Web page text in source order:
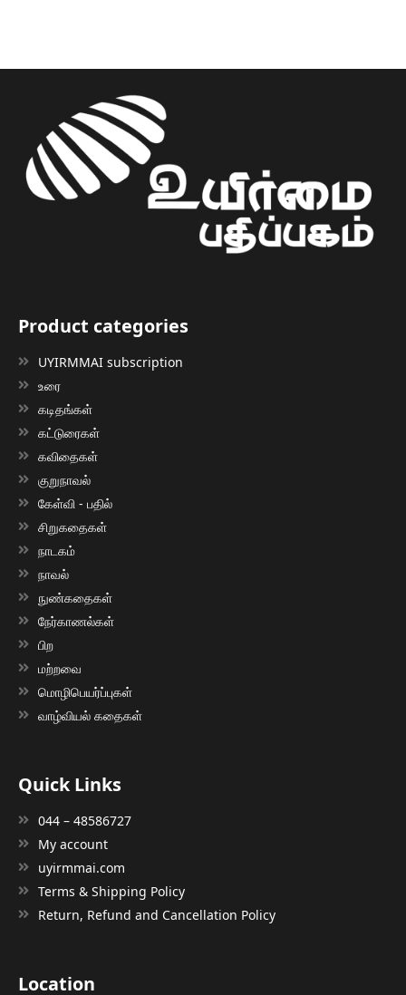
Product categories
UYIRMMAI subscription
உரை
கடிதங்கள்
கட்டுரைகள்
கவிதைகள்
குறுநாவல்
கேள்வி - பதில்
சிறுகதைகள்
நாடகம்
நாவல்
நுண்கதைகள்
நேர்காணல்கள்
பிற
மற்றவை
மொழிபெயர்ப்புகள்
வாழ்வியல் கதைகள்
Quick Links
044 – 48586727
My account
uyirmmai.com
Terms & Shipping Policy
Return, Refund and Cancellation Policy
Location